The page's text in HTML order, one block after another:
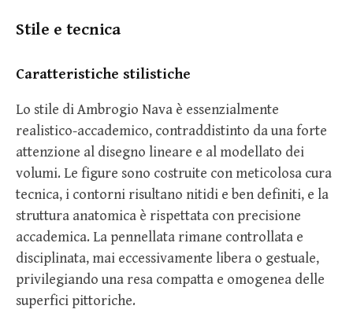
Stile e tecnica
Caratteristiche stilistiche
Lo stile di Ambrogio Nava è essenzialmente
realistico-accademico, contraddistinto da una forte
attenzione al disegno lineare e al modellato dei
volumi. Le figure sono costruite con meticolosa cura
tecnica, i contorni risultano nitidi e ben definiti, e la
struttura anatomica è rispettata con precisione
accademica. La pennellata rimane controllata e
disciplinata, mai eccessivamente libera o gestuale,
privilegiando una resa compatta e omogenea delle
superfici pittoriche.